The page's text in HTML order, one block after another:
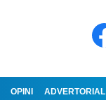
OPINI ADVERTORIAL